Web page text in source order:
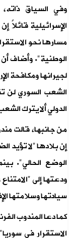
وفي السياق
الإسرائيلية قائلاً
مسارها نحو
الوطنية". وأضاف
لجيرانها ومكافحة
الشعب السوري لن
الدولي ألا يترك
من جانبها، قالت
إن بلادها "لا تؤيد
الوضع الحالي".
ودعتها إلى
سيادتها وسلامتها
كما دعا المندوب
الاستقرار في